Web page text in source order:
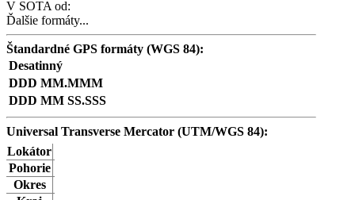
V SOTA od:
Ďalšie formáty...
Štandardné GPS formáty (WGS 84):
Desatinný
DDD MM.MMM
DDD MM SS.SSS
Universal Transverse Mercator (UTM/WGS 84):
Lokátor
Pohorie
Okres